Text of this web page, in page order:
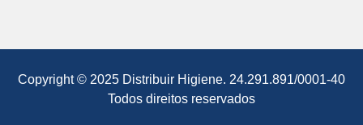
Copyright © 2025 Distribuir Higiene. 24.291.891/0001-40
Todos direitos reservados